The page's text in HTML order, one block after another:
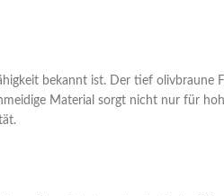
bekannt ist. Der tief
Material sorgt nicht nur für